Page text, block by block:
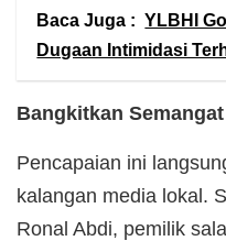
Baca Juga : YLBHI
Dugaan Intimidasi
Bangkitkan
Pencapaian ini
kalangan media lokal.
Ronal Abdi, pemilik